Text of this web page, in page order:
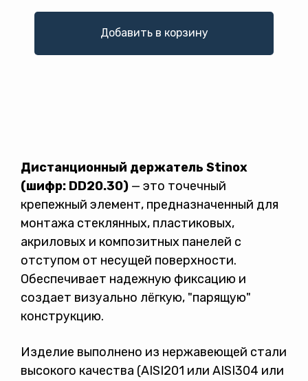
Добавить в корзину
Дистанционный держатель Stinox
(шифр: DD20.30) — это точечный
крепежный элемент, предназначенный для
монтажа стеклянных, пластиковых,
акриловых и композитных панелей с
отступом от несущей поверхности.
Обеспечивает надежную фиксацию и
создает визуально лёгкую, "парящую"
конструкцию.
Изделие выполнено из нержавеющей стали
высокого качества (AISI201 или AISI304 или